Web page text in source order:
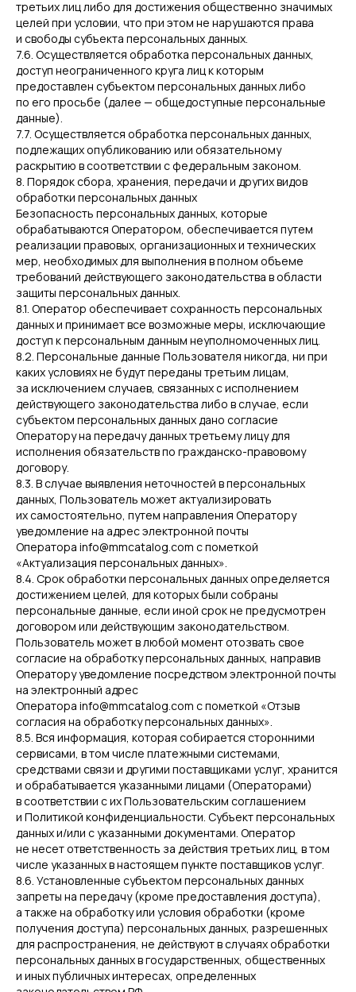
третьих лиц либо для достижения общественно значимых
целей при условии, что при этом не нарушаются права
и свободы субъекта персональных данных.
7.6. Осуществляется обработка персональных данных,
доступ неограниченного круга лиц к которым
предоставлен субъектом персональных данных либо
по его просьбе (далее — общедоступные персональные
данные).
7.7. Осуществляется обработка персональных данных,
подлежащих опубликованию или обязательному
раскрытию в соответствии с федеральным законом.
8. Порядок сбора, хранения, передачи и других видов
обработки персональных данных
Безопасность персональных данных, которые
обрабатываются Оператором, обеспечивается путем
реализации правовых, организационных и технических
мер, необходимых для выполнения в полном объеме
требований действующего законодательства в области
защиты персональных данных.
8.1. Оператор обеспечивает сохранность персональных
данных и принимает все возможные меры, исключающие
доступ к персональным данным неуполномоченных лиц.
8.2. Персональные данные Пользователя никогда, ни при
каких условиях не будут переданы третьим лицам,
за исключением случаев, связанных с исполнением
действующего законодательства либо в случае, если
субъектом персональных данных дано согласие
Оператору на передачу данных третьему лицу для
исполнения обязательств по гражданско-правовому
договору.
8.3. В случае выявления неточностей в персональных
данных, Пользователь может актуализировать
их самостоятельно, путем направления Оператору
уведомление на адрес электронной почты
Оператора info@mmcatalog.com с пометкой
«Актуализация персональных данных».
8.4. Срок обработки персональных данных определяется
достижением целей, для которых были собраны
персональные данные, если иной срок не предусмотрен
договором или действующим законодательством.
Пользователь может в любой момент отозвать свое
согласие на обработку персональных данных, направив
Оператору уведомление посредством электронной почты
на электронный адрес
Оператора info@mmcatalog.com с пометкой «Отзыв
согласия на обработку персональных данных».
8.5. Вся информация, которая собирается сторонними
сервисами, в том числе платежными системами,
средствами связи и другими поставщиками услуг, хранится
и обрабатывается указанными лицами (Операторами)
в соответствии с их Пользовательским соглашением
и Политикой конфиденциальности. Субъект персональных
данных и/или с указанными документами. Оператор
не несет ответственность за действия третьих лиц, в том
числе указанных в настоящем пункте поставщиков услуг.
8.6. Установленные субъектом персональных данных
запреты на передачу (кроме предоставления доступа),
а также на обработку или условия обработки (кроме
получения доступа) персональных данных, разрешенных
для распространения, не действуют в случаях обработки
персональных данных в государственных, общественных
и иных публичных интересах, определенных